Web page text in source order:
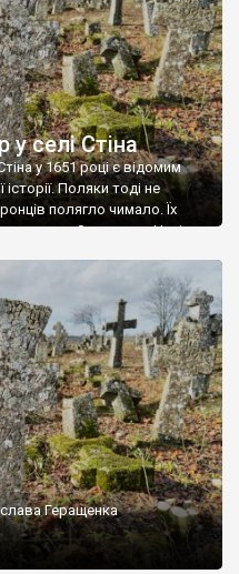
селі Стіна
у 1651 році є відомим
Поляки тоді не
полягло чимало. Їх
Замковим. Нині на
є такі, де епітафії стер […]
Геращенка